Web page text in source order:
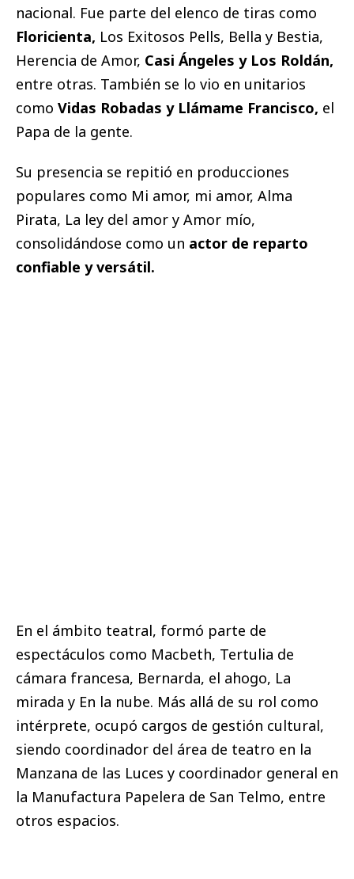
nacional. Fue parte del elenco de tiras como
Floricienta, Los Exitosos Pells, Bella y Bestia,
Herencia de Amor, Casi Ángeles y Los Roldán,
entre otras. También se lo vio en unitarios
como Vidas Robadas y Llámame Francisco, el
Papa de la gente.
Su presencia se repitió en producciones
populares como Mi amor, mi amor, Alma
Pirata, La ley del amor y Amor mío,
consolidándose como un actor de reparto
confiable y versátil.
En el ámbito teatral, formó parte de
espectáculos como Macbeth, Tertulia de
cámara francesa, Bernarda, el ahogo, La
mirada y En la nube. Más allá de su rol como
intérprete, ocupó cargos de gestión cultural,
siendo coordinador del área de teatro en la
Manzana de las Luces y coordinador general en
la Manufactura Papelera de San Telmo, entre
otros espacios.